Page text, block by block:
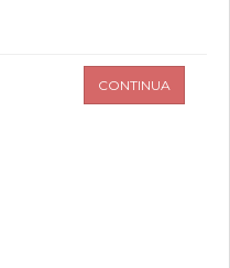
CONTINUA